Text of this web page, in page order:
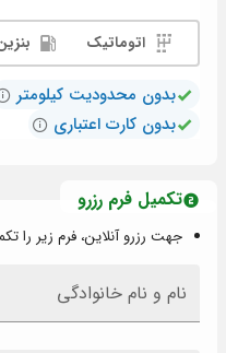
اتوماتیک
بدون محدودیت کیلومتر
بدون کارت اعتباری
تکمیل فرم رزرو
جهت رزرو آنلاین، فرم زیر را
نام و نام خانوادگی